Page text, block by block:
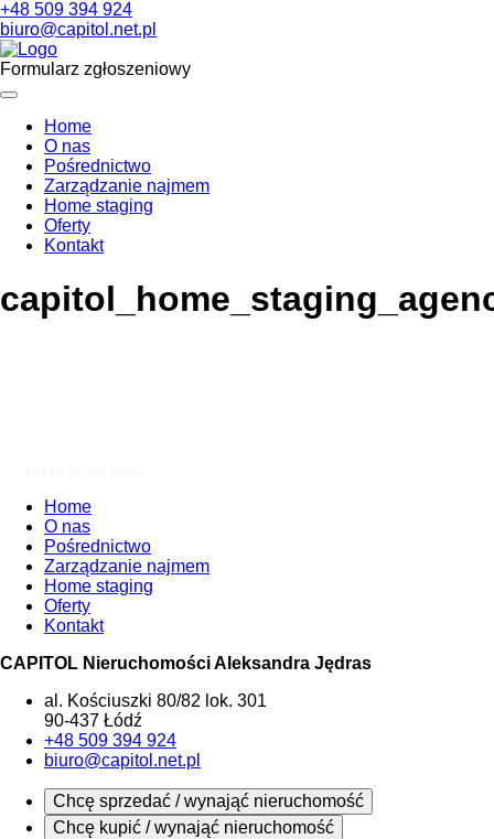
+48 509 394 924
biuro@capitol.net.pl
Formularz zgłoszeniowy
Home
O nas
Pośrednictwo
Zarządzanie najmem
Home staging
Oferty
Kontakt
Home
O nas
Pośrednictwo
Zarządzanie najmem
Home staging
Oferty
Kontakt
CAPITOL Nieruchomości Aleksandra Jędras
al. Kościuszki 80/82 lok. 301
90-437 Łódź
+48 509 394 924
biuro@capitol.net.pl
Chcę sprzedać / wynająć nieruchomość
Chcę kupić / wynająć nieruchomość